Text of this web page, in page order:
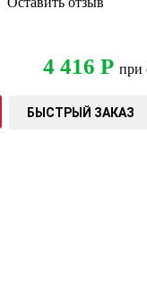
4 416 Р при
БЫСТРЫЙ ЗАКАЗ